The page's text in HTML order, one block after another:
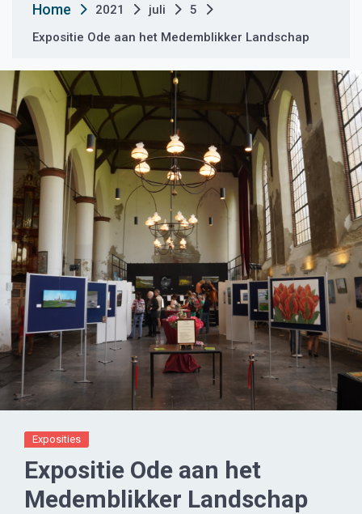
Home 2021 juli
5
Expositie Ode aan het Medemblikker Landschap
Exposities
Expositie Ode aan het
Medemblikker Landschap